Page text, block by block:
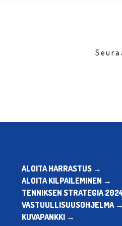
ALOITA HARRASTUS →
ALOITA KILPAILEMINEN →
TENNIKSEN STRATEGIA
VASTUULLISUUSOHJELMA →
KUVAPANKKI →